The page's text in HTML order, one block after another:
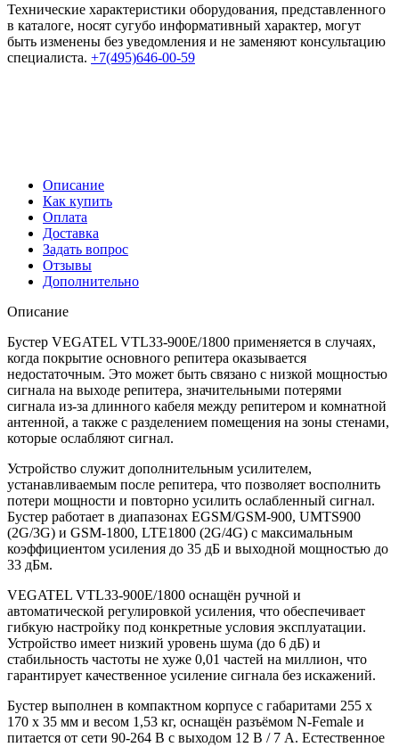
Технические характеристики оборудования, представленного
в каталоге, носят сугубо информативный характер, могут
быть изменены без уведомления и не заменяют консультацию
специалиста. +7(495)646-00-59
Описание
Как купить
Оплата
Доставка
Задать вопрос
Отзывы
Дополнительно
Описание
Бустер VEGATEL VTL33-900E/1800 применяется в случаях,
когда покрытие основного репитера оказывается
недостаточным. Это может быть связано с низкой мощностью
сигнала на выходе репитера, значительными потерями
сигнала из-за длинного кабеля между репитером и комнатной
антенной, а также с разделением помещения на зоны стенами,
которые ослабляют сигнал.
Устройство служит дополнительным усилителем,
устанавливаемым после репитера, что позволяет восполнить
потери мощности и повторно усилить ослабленный сигнал.
Бустер работает в диапазонах EGSM/GSM-900, UMTS900
(2G/3G) и GSM-1800, LTE1800 (2G/4G) с максимальным
коэффициентом усиления до 35 дБ и выходной мощностью до
33 дБм.
VEGATEL VTL33-900E/1800 оснащён ручной и
автоматической регулировкой усиления, что обеспечивает
гибкую настройку под конкретные условия эксплуатации.
Устройство имеет низкий уровень шума (до 6 дБ) и
стабильность частоты не хуже 0,01 частей на миллион, что
гарантирует качественное усиление сигнала без искажений.
Бустер выполнен в компактном корпусе с габаритами 255 х
170 х 35 мм и весом 1,53 кг, оснащён разъёмом N-Female и
питается от сети 90-264 В с выходом 12 В / 7 А. Естественное